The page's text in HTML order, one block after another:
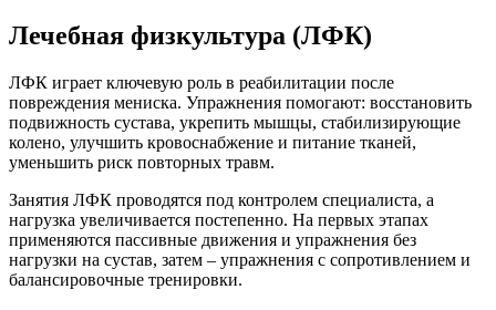
Лечебная физкультура (ЛФК)
ЛФК играет ключевую роль в реабилитации после
повреждения мениска. Упражнения помогают: восстановить
подвижность сустава, укрепить мышцы, стабилизирующие
колено, улучшить кровоснабжение и питание тканей,
уменьшить риск повторных травм.
Занятия ЛФК проводятся под контролем специалиста, а
нагрузка увеличивается постепенно. На первых этапах
применяются пассивные движения и упражнения без
нагрузки на сустав, затем – упражнения с сопротивлением и
балансировочные тренировки.